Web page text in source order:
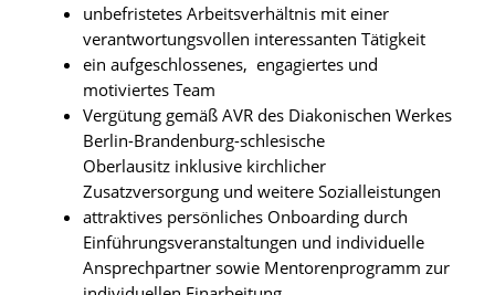
unbefristetes Arbeitsverhältnis mit einer
verantwortungsvollen interessanten Tätigkeit
ein aufgeschlossenes, engagiertes und
motiviertes Team
Vergütung gemäß AVR des Diakonischen Werkes
Berlin-Brandenburg-schlesische
Oberlausitz inklusive kirchlicher
Zusatzversorgung und weitere Sozialleistungen
attraktives persönliches Onboarding durch
Einführungsveranstaltungen und individuelle
Ansprechpartner sowie Mentorenprogramm zur